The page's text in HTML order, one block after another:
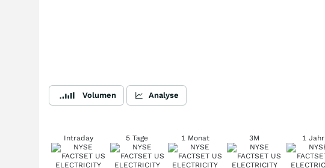
Volumen Analyse
Intraday 5 Tage 1 Monat 3M 1 Jahr